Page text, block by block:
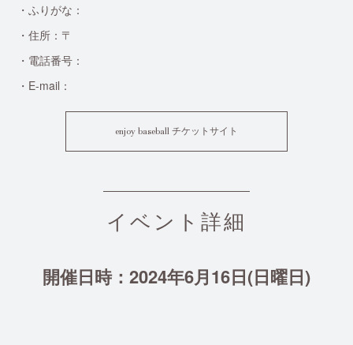
・ふりがな：
・住所：〒
・電話番号：
・E-mail：
enjoy baseball チケットサイト
イベント詳細
開催日時：2024年6月16日(日曜日)